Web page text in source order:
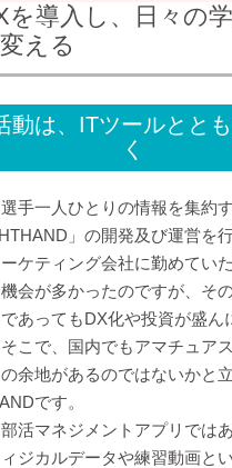
を導入し、日々の
える
動は、ITツールとと
く
手一人ひとりの情報を集約
」の開発及び運営を
ケティング会社に勤めてい
会が多かったのですが、そ
あってもDX化や投資が盛ん
こで、国内でもアマチュア
余地があるのではないかと
です。
活マネジメントアプリでは
ジカルデータや練習動画と